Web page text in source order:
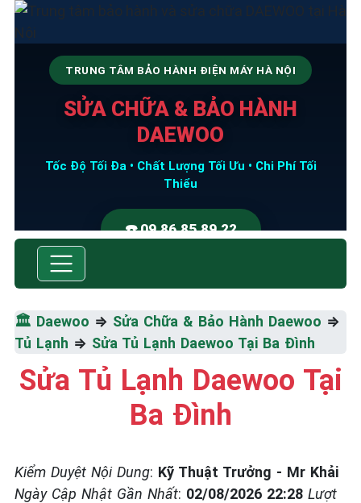
TRUNG TÂM BẢO HÀNH ĐIỆN MÁY HÀ NỘI
SỬA CHỮA & BẢO HÀNH
DAEWOO
Tốc Độ Tối Đa • Chất Lượng Tối Ưu • Chi Phí Tối
Thiểu
☎️ 09.86.85.89.22
🏛️ Daewoo ⇒ Sửa Chữa & Bảo Hành Daewoo ⇒
Tủ Lạnh ⇒ Sửa Tủ Lạnh Daewoo Tại Ba Đình
Sửa Tủ Lạnh Daewoo Tại
Ba Đình
Kiểm Duyệt Nội Dung: Kỹ Thuật Trưởng - Mr Khải
Ngày Cập Nhật Gần Nhất: 02/08/2026 22:28 Lượt